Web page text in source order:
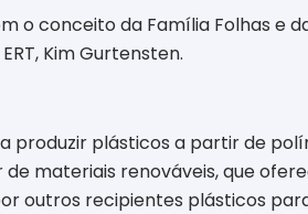
o conceito da Família Folhas
Kim Gurtensten.
produzir plásticos a partir de
materiais renováveis, que
outros recipientes plásticos